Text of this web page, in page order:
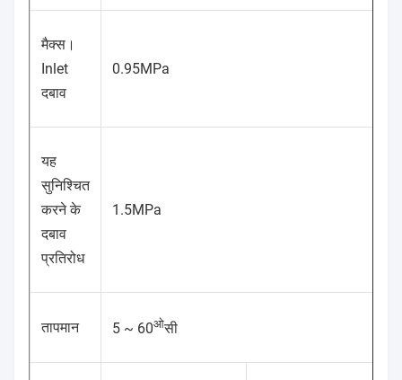
मैक्स।
Inlet
दबाव
0.95MPa
यह
सुनिश्चित
करने के
दबाव
प्रतिरोध
1.5MPa
तापमान 5 ~ 60ओसी